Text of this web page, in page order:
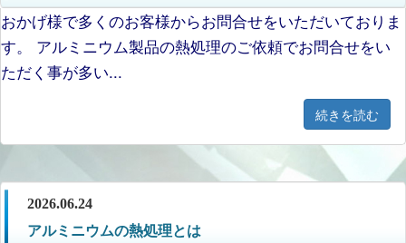
おかげ様で多くのお客様からお問合せをいただいておりま
す。 アルミニウム製品の熱処理のご依頼でお問合せをい
ただく事が多い...
続きを読む
2026.06.24
アルミニウムの熱処理とは